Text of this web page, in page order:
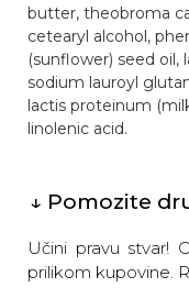
butter, theobroma
cetearyl alcohol,
(sunflower) seed oil,
sodium lauroyl
lactis proteinum
linolenic acid.
↓ Pomozite
Učini pravu stvar!
prilikom kupovine.